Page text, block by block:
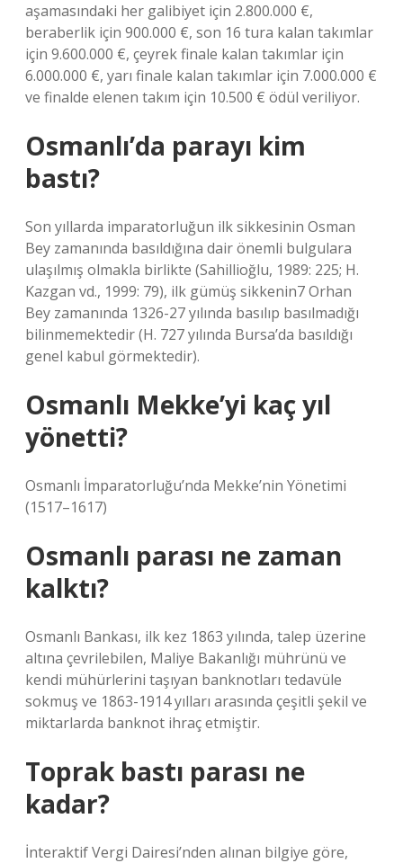
aşamasındaki her galibiyet için 2.800.000 €,
beraberlik için 900.000 €, son 16 tura kalan takımlar
için 9.600.000 €, çeyrek finale kalan takımlar için
6.000.000 €, yarı finale kalan takımlar için 7.000.000 €
ve finalde elenen takım için 10.500 € ödül veriliyor.
Osmanlı’da parayı kim
bastı?
Son yıllarda imparatorluğun ilk sikkesinin Osman
Bey zamanında basıldığına dair önemli bulgulara
ulaşılmış olmakla birlikte (Sahillioğlu, 1989: 225; H.
Kazgan vd., 1999: 79), ilk gümüş sikkenin7 Orhan
Bey zamanında 1326-27 yılında basılıp basılmadığı
bilinmemektedir (H. 727 yılında Bursa’da basıldığı
genel kabul görmektedir).
Osmanlı Mekke’yi kaç yıl
yönetti?
Osmanlı İmparatorluğu’nda Mekke’nin Yönetimi
(1517–1617)
Osmanlı parası ne zaman
kalktı?
Osmanlı Bankası, ilk kez 1863 yılında, talep üzerine
altına çevrilebilen, Maliye Bakanlığı mührünü ve
kendi mühürlerini taşıyan banknotları tedavüle
sokmuş ve 1863-1914 yılları arasında çeşitli şekil ve
miktarlarda banknot ihraç etmiştir.
Toprak bastı parası ne
kadar?
İnteraktif Vergi Dairesi’nden alınan bilgiye göre,